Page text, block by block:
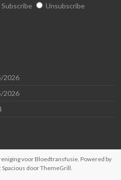
Subscribe Unsubscribe
2026
2026
voor Bloedtransfusie. Powered by
Spacious doorThemeGrill.